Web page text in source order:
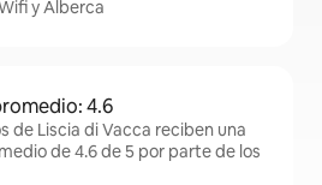
y Alberca
4.6
de Liscia di Vacca reciben una
de 4.6 de 5 por parte de los